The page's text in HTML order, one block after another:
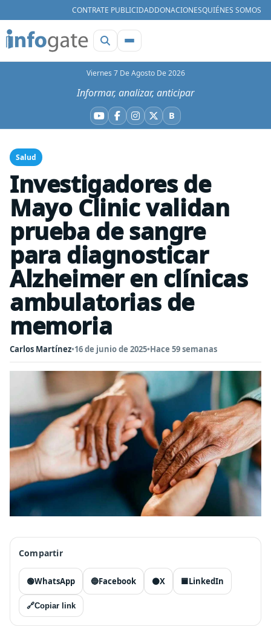
CONTRATE PUBLICIDADDONACIONESQUIÉNES SOMOS
Viernes 7 De Agosto De 2026
Informar, analizar, anticipar
YouTube
Facebook
Instagram
X BBluesky
Salud
Investigadores de
Mayo Clinic validan
prueba de sangre
para diagnosticar
Alzheimer en clínicas
ambulatorias de
memoria
Carlos Martínez•16 de junio de 2025•Hace 59 semanas
Compartir
🟢WhatsApp 🔵Facebook ⚫X 🟦LinkedIn
🔗Copiar link